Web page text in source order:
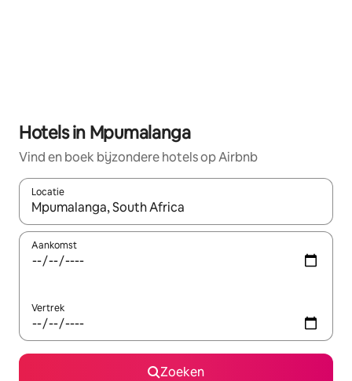
Hotels in Mpumalanga
Vind en boek bijzondere hotels op Airbnb
Locatie
Wanneer er suggesties beschikbaar zijn, maak je een keuze
Aankomst
Vertrek
Zoeken